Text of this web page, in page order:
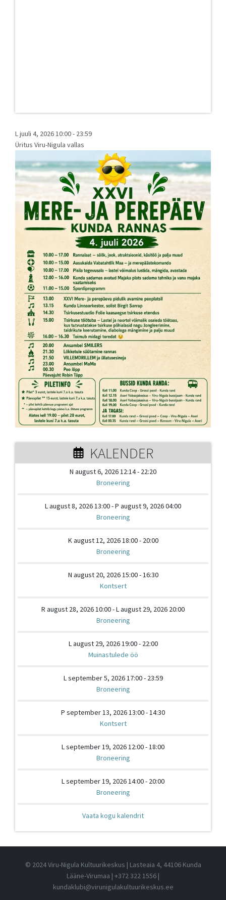
L juuli 4, 2026 10:00- 23:59
Üritus Viru-Nigula vallas
KALENDER
N august 6, 2026 12:14 - 22:20
Broneering
L august 8, 2026 13:00 - P august 9, 2026 04:00
Broneering
K august 12, 2026 18:00 - 20:00
Broneering
N august 20, 2026 15:00 - 16:30
Kontsert
R august 28, 2026 10:00 - L august 29, 2026 20:00
Broneering
L august 29, 2026 19:00 - 22:00
Muinastulede öö
L september 5, 2026 17:00 - 23:59
Broneering
P september 13, 2026 13:00 - 14:30
Kontsert
L september 19, 2026 12:00 - 18:00
Broneering
L september 19, 2026 14:00 - 20:00
Broneering
Vaata kogu kalendrit
© 2024 Viru-Nigula Kultuurikeskus | Lasteaia 4, 44106 Kunda
Lääne-Virumaa | +372 322 1556 |
kundaklubi@virunigulakultuurikeskus.ee